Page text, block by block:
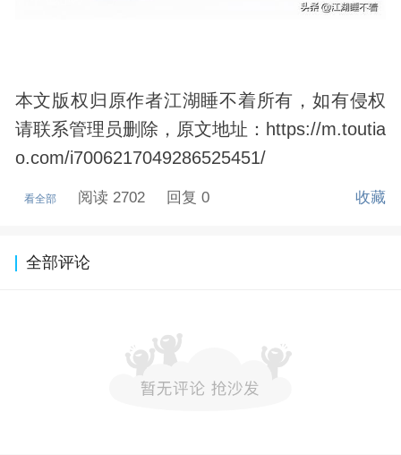
本文版权归原作者江湖睡不着所有，如有侵权
请联系管理员删除，原文地址：https://m.toutia
o.com/i7006217049286525451/
看全部 阅读 2702 回复 0 收藏
全部评论